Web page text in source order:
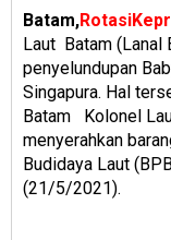
Batam,
Laut Batam (Lanal
penyelundupan
Singapura. Hal
Batam Kolonel
menyerahkan
Budidaya Laut
(21/5/2021).